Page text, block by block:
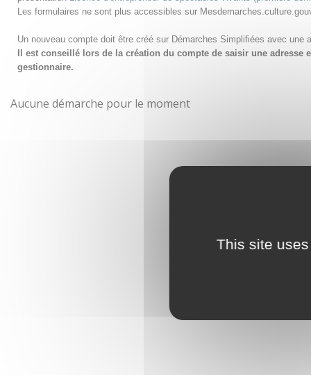
This site
Les formulaires ne sont plus accessibles sur
Un nouveau compte doit être créé sur Démarches Simplifiées avec
Il est conseillé lors de la création du compte de saisir une
gestionnaire.
Aucune démarche pour le moment